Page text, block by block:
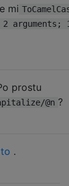
mi
arguments;
prostu
@n ?
to .